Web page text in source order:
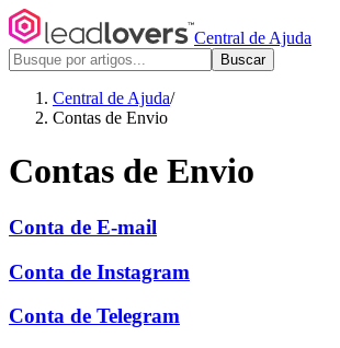
Central de Ajuda
Buscar
Central de Ajuda/
Contas de Envio
Contas de Envio
Conta de E-mail
Conta de Instagram
Conta de Telegram